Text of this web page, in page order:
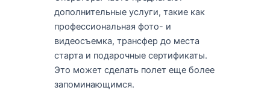
дополнительные услуги, такие как
профессиональная фото- и
видеосъемка, трансфер до места
старта и подарочные сертификаты.
Это может сделать полет еще более
запоминающимся.